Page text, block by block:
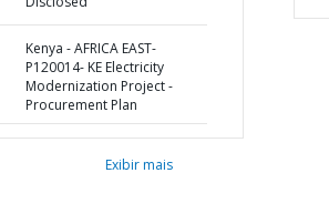
Kenya - AFRICA EAST-
P120014- KE Electricity
Modernization Project -
Procurement Plan
Exibir mais